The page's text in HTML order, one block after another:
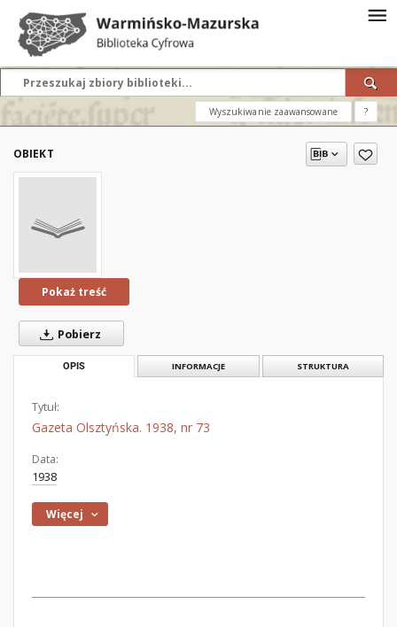
Wyszukiwanie zaawansowane ?
OBIEKT
Pokaż treść
Pobierz
OPIS INFORMACJE STRUKTURA
Tytuł:
Gazeta Olsztyńska. 1938, nr 73
Data:
1938
Więcej